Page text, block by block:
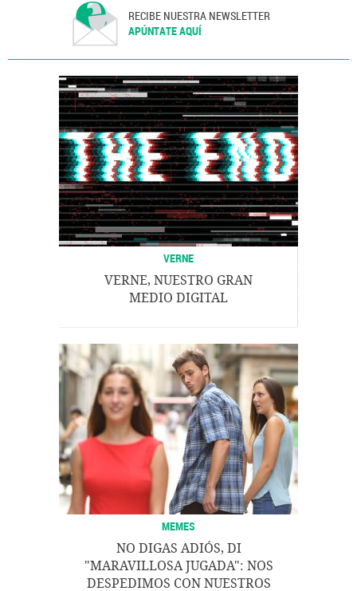
RECIBE NUESTRA NEWSLETTER
APÚNTATE AQUÍ
VERNE
VERNE, NUESTRO GRAN
MEDIO DIGITAL
MEMES
NO DIGAS ADIÓS, DI
"MARAVILLOSA JUGADA": NOS
DESPEDIMOS CON NUESTROS